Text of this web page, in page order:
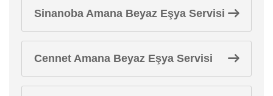
Sinanoba Amana Beyaz Eşya Servisi
Cennet Amana Beyaz Eşya Servisi